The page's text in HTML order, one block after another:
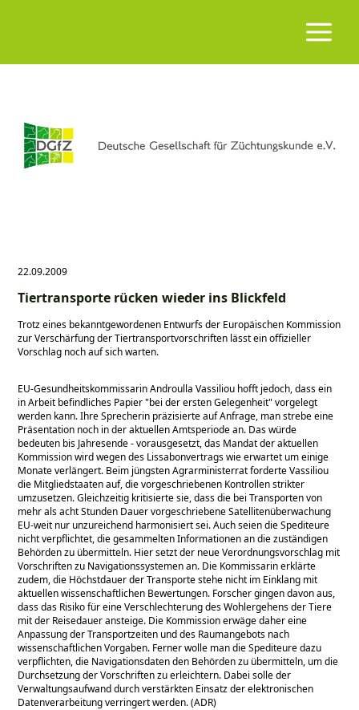
22.09.2009
Tiertransporte rücken wieder ins Blickfeld
Trotz eines bekanntgewordenen Entwurfs der Europäischen Kommission
zur Verschärfung der Tiertransportvorschriften lässt ein offizieller
Vorschlag noch auf sich warten.
EU-Gesundheitskommissarin Androulla Vassiliou hofft jedoch, dass ein
in Arbeit befindliches Papier bei der ersten Gelegenheit vorgelegt
werden kann. Ihre Sprecherin präzisierte auf Anfrage, man strebe eine
Präsentation noch in der aktuellen Amtsperiode an. Das würde
bedeuten bis Jahresende - vorausgesetzt, das Mandat der aktuellen
Kommission wird wegen des Lissabonvertrags wie erwartet um einige
Monate verlängert. Beim jüngsten Agrarministerrat forderte Vassiliou
die Mitgliedstaaten auf, die vorgeschriebenen Kontrollen strikter
umzusetzen. Gleichzeitig kritisierte sie, dass die bei Transporten von
mehr als acht Stunden Dauer vorgeschriebene Satellitenüberwachung
EU-weit nur unzureichend harmonisiert sei. Auch seien die Spediteure
nicht verpflichtet, die gesammelten Informationen an die zuständigen
Behörden zu übermitteln. Hier setzt der neue Verordnungsvorschlag mit
Vorschriften zu Navigationssystemen an. Die Kommissarin erklärte
zudem, die Höchstdauer der Transporte stehe nicht im Einklang mit
aktuellen wissenschaftlichen Bewertungen. Forscher gingen davon aus,
dass das Risiko für eine Verschlechterung des Wohlergehens der Tiere
mit der Reisedauer ansteige. Die Kommission erwäge daher eine
Anpassung der Transportzeiten und des Raumangebots nach
wissenschaftlichen Vorgaben. Ferner wolle man die Spediteure dazu
verpflichten, die Navigationsdaten den Behörden zu übermitteln, um die
Durchsetzung der Vorschriften zu erleichtern. Dabei solle der
Verwaltungsaufwand durch verstärkten Einsatz der elektronischen
Datenverarbeitung verringert werden. (ADR)